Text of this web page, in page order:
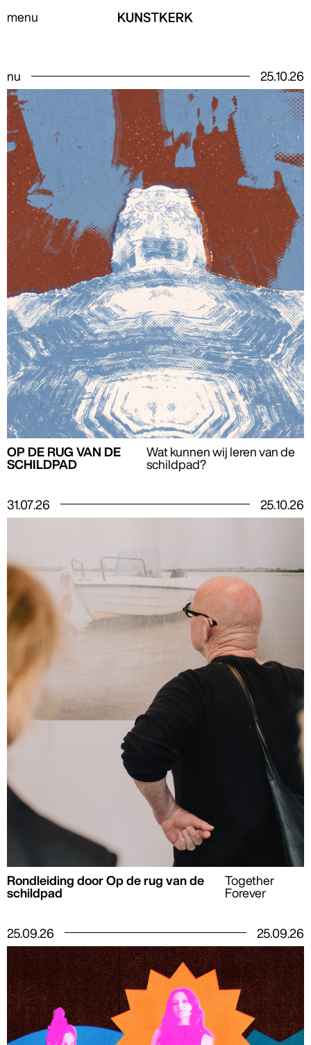
menu
Word nu lid en schrijf je in, zo blijf je op de
hoogte van het laatste nieuws en steun je ons.
schrijf je in
nu 251026
OP DE RUG VAN DE
SCHILDPAD
Wat kunnen wij leren van de
schildpad?
31 0726 251026
Rondleiding door Op de rug van de
schildpad
Together
Forever
25 09 26 25 09 26